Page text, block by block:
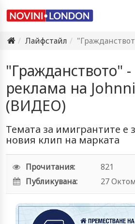
Лайфстайл
"Гражданството" - новата
"Гражданството"
реклама на
(ВИДЕО)
Teмата за имигрантите е
новия клип на марката
Прочитания:
821
Публикувана:
27